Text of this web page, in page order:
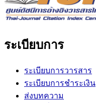
ระเบียบการ
ระเบียบการวารสาร
ระเบียบการชำระเงิน
ส่งบทความ